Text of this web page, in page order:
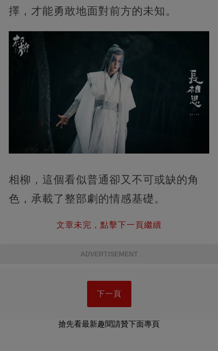
擇，才能勇敢地面對前方的未知。
相柳，這個看似普通卻又不可或缺的角
色，承載了整部劇的情感基礎。
文章未完，點擊下一頁繼續
ADVERTISEMENT
下一頁
搶先看最新趣聞請贊下面專頁